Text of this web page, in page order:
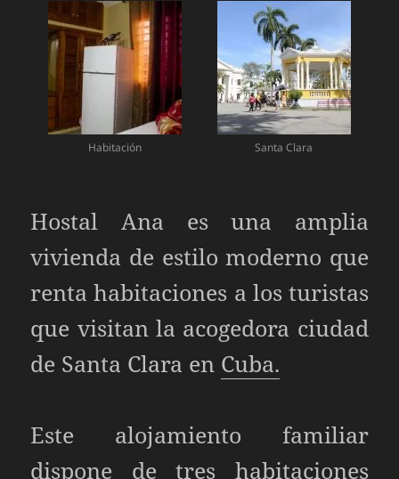
Habitación Santa Clara
Hostal Ana es una amplia
vivienda de estilo moderno que
renta habitaciones a los turistas
que visitan la acogedora ciudad
de Santa Clara en Cuba.
Este alojamiento familiar
dispone de tres habitaciones